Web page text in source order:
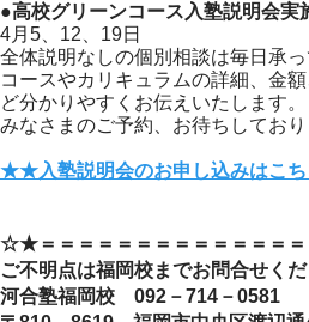
●高校グリーンコース入塾説明会実
4月5、12、19日
全体説明なしの個別相談は毎日承っ
コースやカリキュラムの詳細、金
ど分かりやすくお伝えいたします。
みなさまのご予約、お待ちしており
★★入塾説明会のお申し込みはこ
☆★＝＝＝＝＝＝＝＝＝＝＝＝＝
ご不明点は福岡校までお問合せくだ
河合塾福岡校 092－714－0581